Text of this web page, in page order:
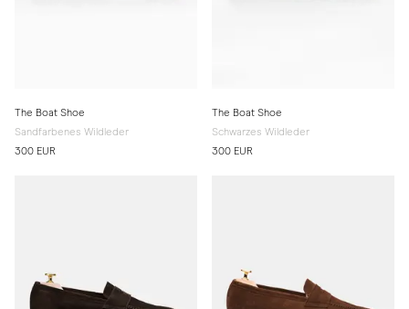
The Boat Shoe
Sandfarbenes Wildleder
300 EUR
The Boat Shoe
Schwarzes Wildleder
300 EUR